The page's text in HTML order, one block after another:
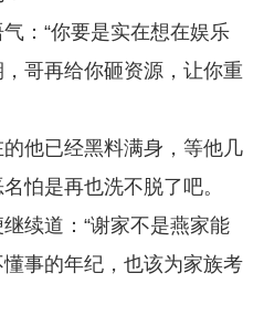
：“你要是实在想在娱乐
哥再给你砸资源，让你重
他已经黑料满身，等他几
怕是再也洗不脱了吧。
续道：“谢家不是燕家能
事的年纪，也该为家族考